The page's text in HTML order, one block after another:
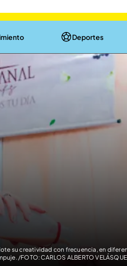
Deportes
su creatividad con frecuencia, en
/FOTO: CARLOS ALBERTO